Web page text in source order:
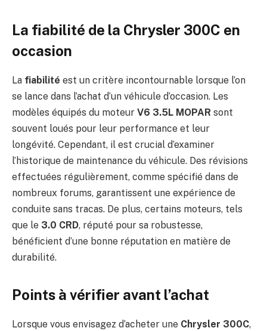
La fiabilité de la Chrysler 300C en
occasion
La fiabilité est un critère incontournable lorsque l’on
se lance dans l’achat d’un véhicule d’occasion. Les
modèles équipés du moteur V6 3.5L MOPAR sont
souvent loués pour leur performance et leur
longévité. Cependant, il est crucial d’examiner
l’historique de maintenance du véhicule. Des révisions
effectuées régulièrement, comme spécifié dans de
nombreux forums, garantissent une expérience de
conduite sans tracas. De plus, certains moteurs, tels
que le 3.0 CRD, réputé pour sa robustesse,
bénéficient d’une bonne réputation en matière de
durabilité.
Points à vérifier avant l’achat
Lorsque vous envisagez d’acheter une Chrysler 300C,